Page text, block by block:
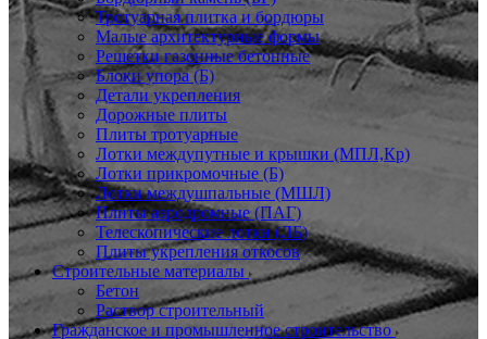
Тротуарная плитка и бордюры
Малые архитектурные формы
Решетки газонные бетонные
Блоки упора (Б)
Детали укрепления
Дорожные плиты
Плиты тротуарные
Лотки междупутные и крышки (МПЛ,Кр)
Лотки прикромочные (Б)
Лотки междушпальные (МШЛ)
Плиты аэродромные (ПАГ)
Телескопические лотки (ЛБ)
Плиты укрепления откосов
Строительные материалы
Бетон
Раствор строительный
Гражданское и промышленное строительство